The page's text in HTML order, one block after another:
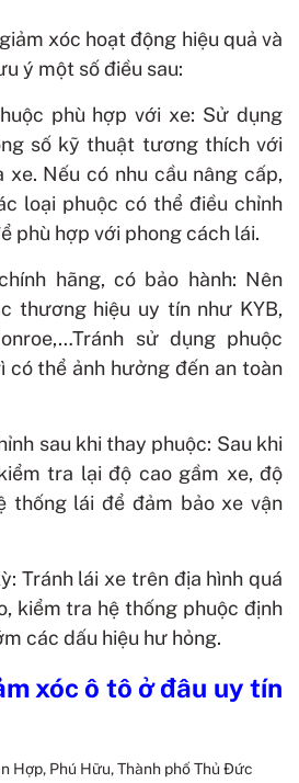
xóc hoạt động hiệu quả và
ý một số điều sau:
phù hợp với xe: Sử dụng
số kỹ thuật tương thích với
xe. Nếu có nhu cầu nâng cấp,
loại phuộc có thể điều chỉnh
phù hợp với phong cách lái.
hãng, có bảo hành: Nên
thương hiệu uy tín như KYB,
sử dụng phuộc
có thể ảnh hưởng đến an toàn
sau khi thay phuộc: Sau khi
tra lại độ cao gầm xe, độ
thống lái để đảm bảo xe vận
Tránh lái xe trên địa hình quá
kiểm tra hệ thống phuộc định
các dấu hiệu hư hỏng.
xóc ô tô ở đâu uy tín